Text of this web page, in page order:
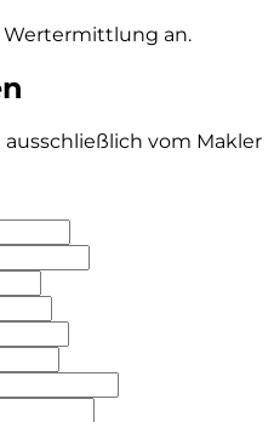
Wertermittlung an.
vom Makler